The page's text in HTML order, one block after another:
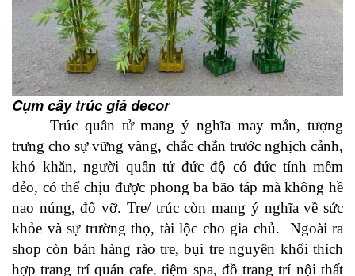
Cụm cây trúc giả decor
Trúc quân tử mang ý nghĩa may mắn, tượng
trưng cho sự vững vàng, chắc chắn trước nghịch cảnh,
khó khăn, người quân tử đức độ có đức tính mềm
dẻo, có thể chịu được phong ba bão táp mà không hề
nao núng, đổ vỡ. Tre/ trúc còn mang ý nghĩa về sức
khỏe và sự trường thọ, tài lộc cho gia chủ. Ngoài ra
shop còn bán hàng rào tre, bụi tre nguyên khối thích
hợp trang trí quán cafe, tiệm spa, đồ trang trí nội thất